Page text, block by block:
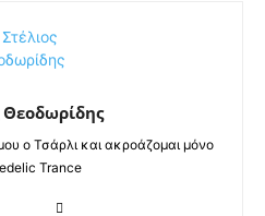
Θεοδωρίδης
ο Τσάρλι και ακροάζομαι μόνο
Trance